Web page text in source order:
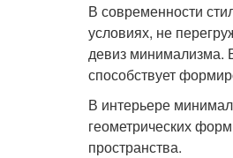
В современности
условиях, не
девиз минимализма.
способствует
В интерьере
геометрических
пространства.